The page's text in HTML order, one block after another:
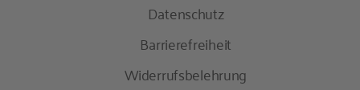
Datenschutz
Barrierefreiheit
Widerrufsbelehrung